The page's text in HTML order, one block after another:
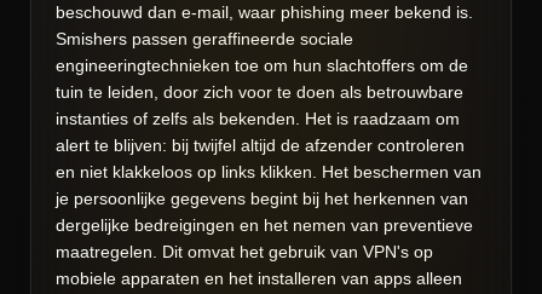
beschouwd dan e-mail, waar phishing meer bekend is.
Smishers passen geraffineerde sociale
engineeringtechnieken toe om hun slachtoffers om de
tuin te leiden, door zich voor te doen als betrouwbare
instanties of zelfs als bekenden. Het is raadzaam om
alert te blijven: bij twijfel altijd de afzender controleren
en niet klakkeloos op links klikken. Het beschermen van
je persoonlijke gegevens begint bij het herkennen van
dergelijke bedreigingen en het nemen van preventieve
maatregelen. Dit omvat het gebruik van VPN's op
mobiele apparaten en het installeren van apps alleen